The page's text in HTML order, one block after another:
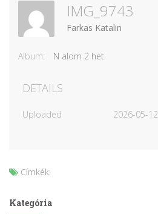
IMG_9743
Farkas Katalin
Album: N alom 2 het
DETAILS
Uploaded 2026-05-12
Címkék:
Kategória